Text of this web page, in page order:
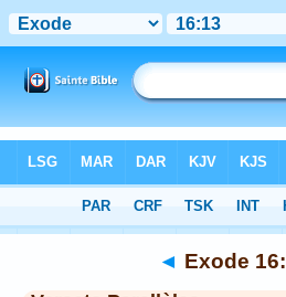
Chapitre 16> Verset 13
◄ Exode